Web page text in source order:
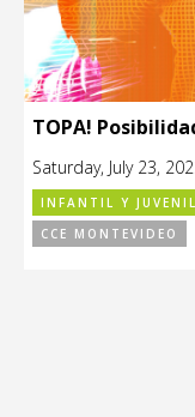
TOPA!
Saturday, July 23,
INFANTIL Y JUVENIL
CCE MONTEVIDEO